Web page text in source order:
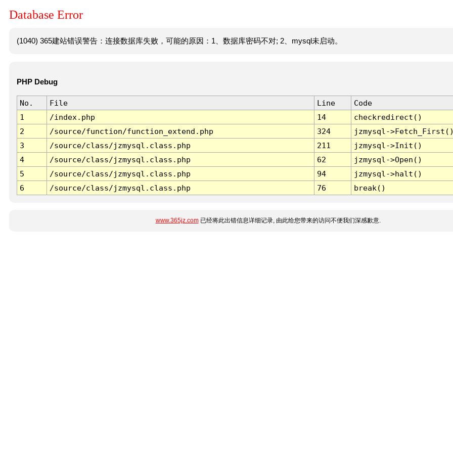
Database Error
(1040) 365建站错误警告：连接数据库失败，可能的原因：1、数据库密码不对; 2、mysql未启动。
PHP Debug
No. File Line
Code
1
/index.php 14
checkredirect()
2
/source/function/function_extend.php 324
jzmysql-
3
/source/class/jzmysql.class.php 211
jzmysql->Init()
4
/source/class/jzmysql.class.php 62
jzmysql->Open()
5
/source/class/jzmysql.class.php 94
jzmysql->halt()
6
/source/class/jzmysql.class.php 76 break()
www.365jz.com已经将此出错信息详细记录, 由此给您带来的访问不便我们深感歉意.